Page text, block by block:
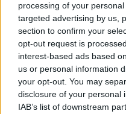
processing of your
targeted advertising by us,
section to confirm your
opt-out request is
interest-based ads based
us or personal information
your opt-out. You may
disclosure of your personal
IAB’s list of downstream